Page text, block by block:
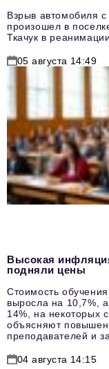
Взрыв автомобиля
произошел в
Ткачук в
05 августа 14:49
Высокая
подняли цены
Стоимость
выросла на 10,7%,
14%, на некоторых
объясняют
преподавателей и
04 августа 14:15